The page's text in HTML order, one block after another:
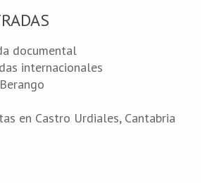
documental
internacionales
en Castro Urdiales, Cantabria